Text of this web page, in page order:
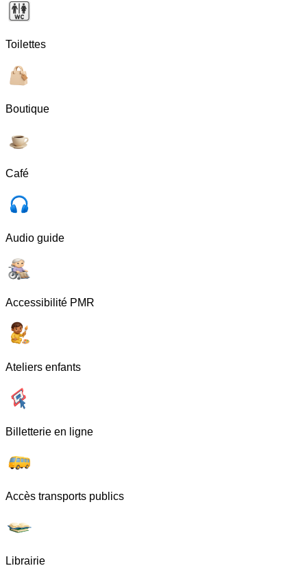
Toilettes
Boutique
Café
Audio guide
Accessibilité PMR
Ateliers enfants
Billetterie en ligne
Accès transports publics
Librairie